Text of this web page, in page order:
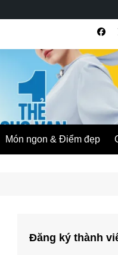
Món ngon & Điểm đẹp
Đăng ký thành